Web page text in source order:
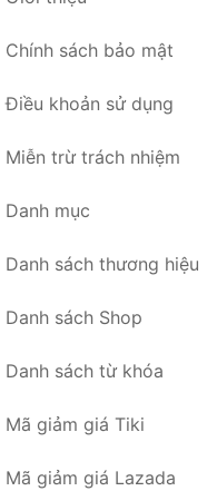
Chính sách bảo mật
Điều khoản sử dụng
Miễn trừ trách nhiệm
Danh mục
Danh sách thương hiệu
Danh sách Shop
Danh sách từ khóa
Mã giảm giá Tiki
Mã giảm giá Lazada